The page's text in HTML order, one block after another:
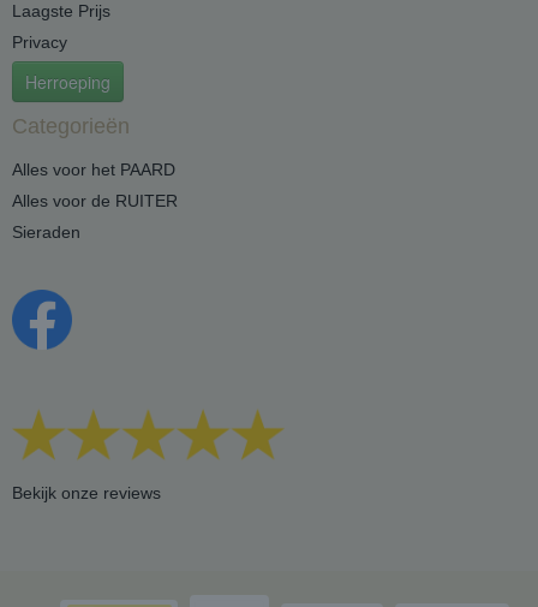
Laagste Prijs
Privacy
Herroeping
Categorieën
Alles voor het PAARD
Alles voor de RUITER
Sieraden
Bekijk onze reviews